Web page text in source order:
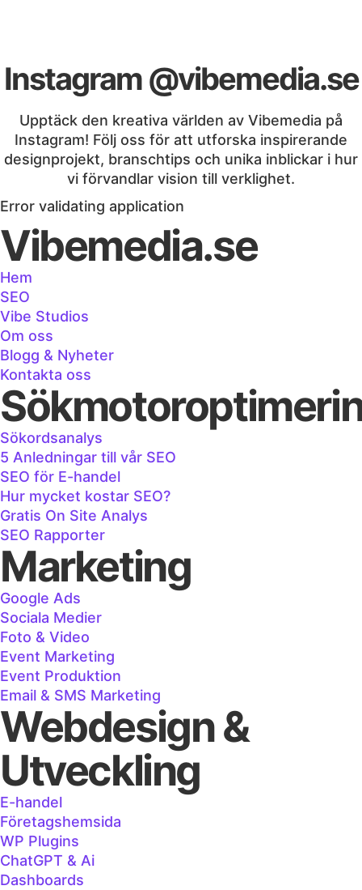
Instagram @vibemedia.se
Upptäck den kreativa världen av Vibemedia på
Instagram! Följ oss för att utforska inspirerande
designprojekt, branschtips och unika inblickar i hur
vi förvandlar vision till verklighet.
Error validating application
Vibemedia.se
Hem
SEO
Vibe Studios
Om oss
Blogg & Nyheter
Kontakta oss
Sökordsanalys
5 Anledningar till vår SEO
SEO för E-handel
Hur mycket kostar SEO?
Gratis On Site Analys
SEO Rapporter
Marketing
Google Ads
Sociala Medier
Foto & Video
Event Marketing
Event Produktion
Email & SMS Marketing
Webdesign &
Utveckling
E-handel
Företagshemsida
WP Plugins
ChatGPT & Ai
Dashboards